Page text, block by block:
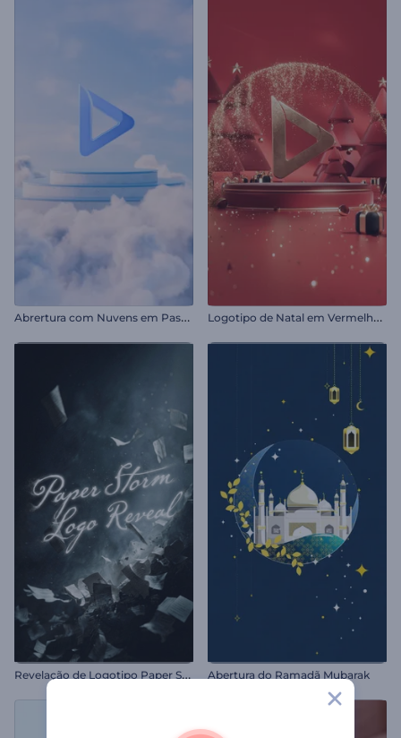
A
brertura com Nuvens em Pastel L
ogotipo de Natal em Vermelho Rubi
R
evelação de Logotipo Paper Storm Abertura do Ramadã Mubarak